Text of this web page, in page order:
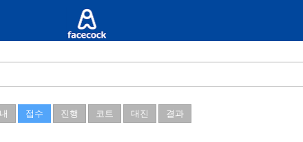
접수 진행 코트 대진 결과